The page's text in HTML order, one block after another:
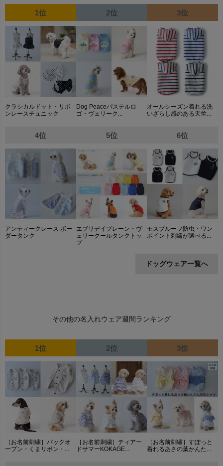
1位
クラシカルドット・リボ
ンレースチュニック
2位
Dog Peaceパステルロ
ゴ・ヴェリーク...
3位
オールシーズン着れる洗
いざらし感のある天竺...
4位
アンティークレース ボー
ダータンク
5位
エブリデイプレーン・ヴ
ェリークールタンクトッ
プ
6位
モスプルーフ防虫・ワン
ポイント刺繍が選べる...
ドッグウェア一覧へ
その他の名入れウェア週間ランキング
1位
［お名前刺繍］バックオ
ープン・くまリボン・...
2位
［お名前刺繍］ティアー
ドサマーKOKAGE...
3位
［お名前刺繍］すぽっと
着れるあさの葉かんた...